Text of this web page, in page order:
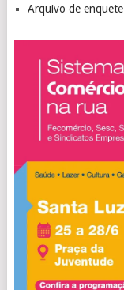
Arquivo de enquete